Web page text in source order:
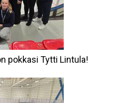
pokkasi Tytti Lintula!